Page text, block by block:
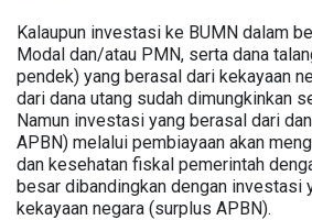
Kalaupun investasi ke BUMN dalam
Modal dan/atau PMN, serta dana
pendek) yang berasal dari kekayaan
dari dana utang sudah dimungkinkan
Namun investasi yang berasal dari
APBN) melalui pembiayaan akan
dan kesehatan fiskal pemerintah
besar dibandingkan dengan investasi
kekayaan negara (surplus APBN).